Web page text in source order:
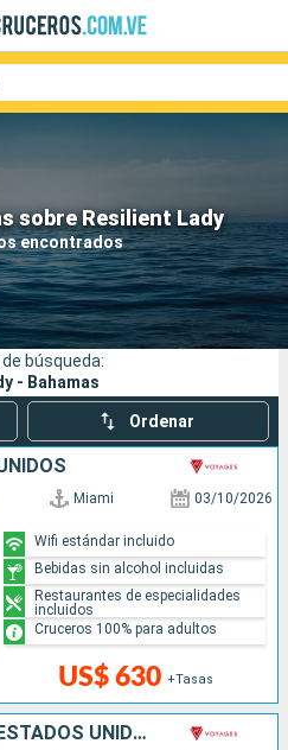
sobre Resilient Lady
encontrados
Compañías
Buscar
búsqueda:
- Bahamas
Ordenar
Miami 03/10/2026
US$ 630 +Tasas
Wifi estándar incluido
Bebidas sin alcohol incluidas
Restaurantes de especialidades
incluidos
Cruceros 100% para adultos
JAMAICA, BAHAMAS, ESTADOS UNIDOS